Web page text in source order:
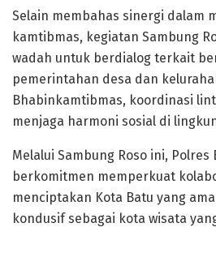
Selain membahas sinergi dalam
kamtibmas, kegiatan Sambung
wadah untuk berdialog terkait
pemerintahan desa dan
Bhabinkamtibmas, koordinasi
menjaga harmoni sosial di
Melalui Sambung Roso ini, Polres
berkomitmen memperkuat
menciptakan Kota Batu yang
kondusif sebagai kota wisata